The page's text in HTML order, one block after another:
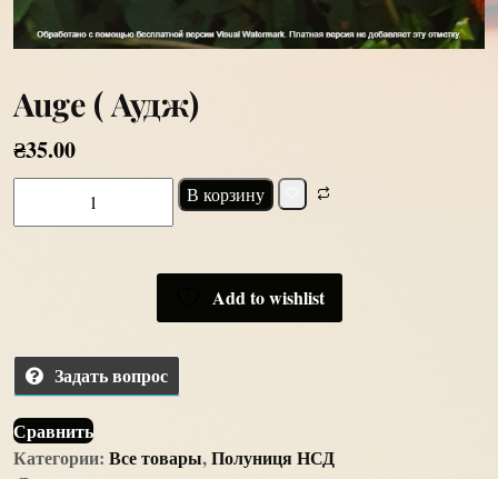
Auge ( Аудж)
₴35.00
В корзину
Add to wishlist
Задать вопрос
Сравнить
Категории: Все товары,Полуниця НСД